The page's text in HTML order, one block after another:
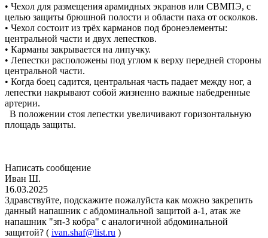
• Чехол для размещения арамидных экранов или СВМПЭ, с
целью защиты брюшной полости и области паха от осколков.
• Чехол состоит из трёх карманов под бронеэлементы:
центральной части и двух лепестков.
• Карманы закрывается на липучку.
• Лепестки расположены под углом к верху передней стороны
центральной части.
• Когда боец садится, центральная часть падает между ног, а
лепестки накрывают собой жизненно важные набедренные
артерии.
В положении стоя лепестки увеличивают горизонтальную
площадь защиты.
Написать сообщение
Иван Ш.
16.03.2025
Здравствуйте, подскажите пожалуйста как можно закрепить
данный напашник с абдоминальной защитой а-1, атак же
напашник "зп-3 кобра" с аналогичной абдоминальной
защитой? ( ivan.shaf@list.ru )